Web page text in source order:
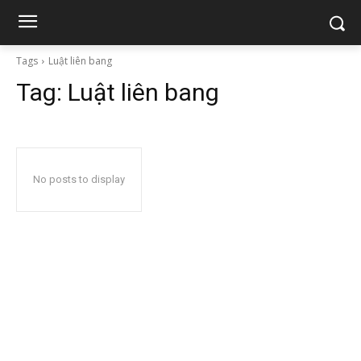
Tags Luật liên bang
Tag: Luật liên bang
No posts to display